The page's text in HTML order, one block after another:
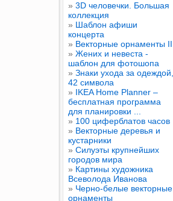
» 3D человечки. Большая
коллекция
» Шаблон афиши
концерта
» Векторные орнаменты II
» Жених и невеста -
шаблон для фотошопа
» Знаки ухода за одеждой,
42 символа
» IKEA Home Planner –
бесплатная программа
для планировки ...
» 100 циферблатов часов
» Векторные деревья и
кустарники
» Силуэты крупнейших
городов мира
» Картины художника
Всеволода Иванова
» Черно-белые векторные
орнаменты